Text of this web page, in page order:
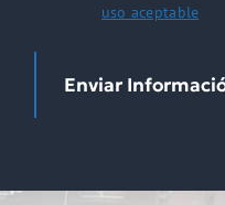
uso aceptable